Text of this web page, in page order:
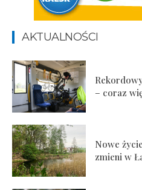
AKTUALNOŚCI
– coraz
Nowe
zmieni w